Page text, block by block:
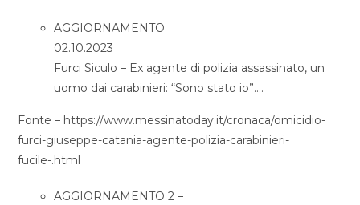
AGGIORNAMENTO
02.10.2023
Furci Siculo – Ex agente di polizia assassinato, un
uomo dai carabinieri: “Sono stato io”….
Fonte – https://www.messinatoday.it/cronaca/omicidio-
furci-giuseppe-catania-agente-polizia-carabinieri-
fucile-.html
AGGIORNAMENTO 2 –